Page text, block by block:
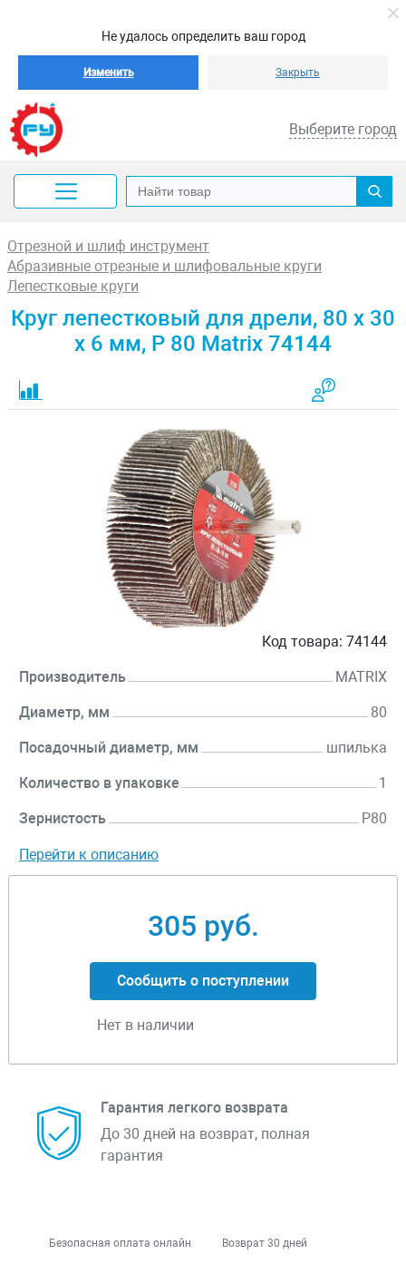
Не удалось определить ваш город
Изменить Закрыть
Выберите город
Отрезной и шлиф инструмент
Абразивные отрезные и шлифовальные круги
Лепестковые круги
Круг лепестковый для дрели, 80 х 30
х 6 мм, P 80 Matrix 74144
Код товара: 74144
Производитель MATRIX
Диаметр, мм 80
Посадочный диаметр, мм шпилька
Количество в упаковке 1
Зернистость P80
Перейти к описанию
305 руб.
Сообщить о поступлении
Нет в наличии
Гарантия легкого возврата
До 30 дней на возврат, полная
гарантия
Безопасная оплата онлайн Возврат 30 дней